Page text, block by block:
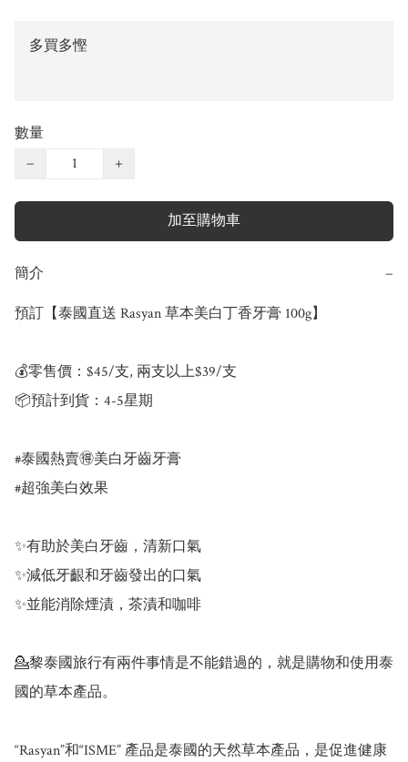
多買多慳
數量
−
+
加至購物車
簡介 −
預訂【泰國直送 Rasyan 草本美白丁香牙膏 100g】
💰零售價：$45/支, 兩支以上$39/支
📦預計到貨：4-5星期
#泰國熱賣🉐美白牙齒牙膏
#超強美白效果
✨有助於美白牙齒，清新口氣
✨減低牙齦和牙齒發出的口氣
✨並能消除煙漬，茶漬和咖啡
💁黎泰國旅行有兩件事情是不能錯過的，就是購物和使用泰
國的草本產品。
“Rasyan”和“ISME” 產品是泰國的天然草本產品，是促進健康